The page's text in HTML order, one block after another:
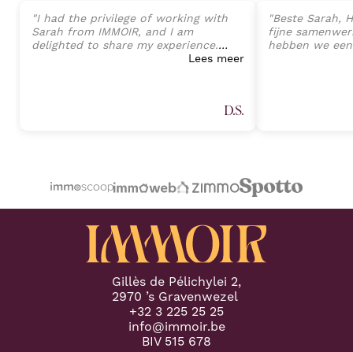
"I had the privilege of working with
Sarah from IMMOIR, and I am
delighted to share my experience.
Sarah exhibited an exceptional level
Lees meer
D.S.
"Beste Sarah,
fijne
hebben we
Gillès de Pélichylei 2,
2970 ’s Gravenwezel
+32 3 225 25 25
info@immoir.be
BIV 515 678